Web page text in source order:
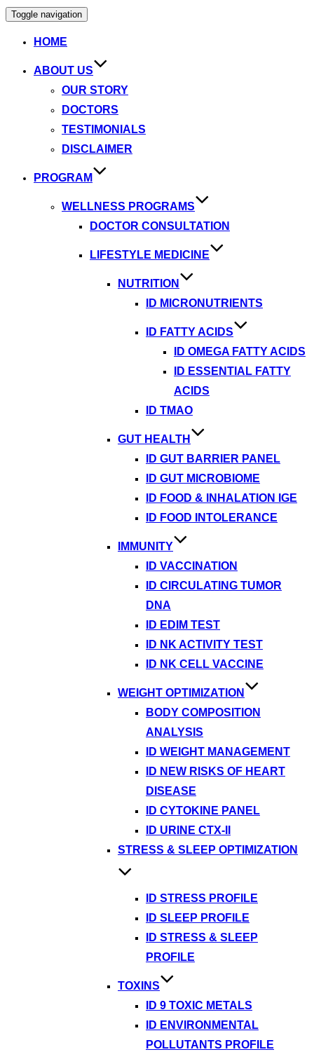
Toggle navigation
HOME
ABOUT US
OUR STORY
DOCTORS
TESTIMONIALS
DISCLAIMER
PROGRAM
WELLNESS PROGRAMS
DOCTOR CONSULTATION
LIFESTYLE MEDICINE
NUTRITION
ID MICRONUTRIENTS
ID FATTY ACIDS
ID OMEGA FATTY ACIDS
ID ESSENTIAL FATTY
ACIDS
ID TMAO
GUT HEALTH
ID GUT BARRIER PANEL
ID GUT MICROBIOME
ID FOOD & INHALATION IGE
ID FOOD INTOLERANCE
IMMUNITY
ID VACCINATION
ID CIRCULATING TUMOR
DNA
ID EDIM TEST
ID NK ACTIVITY TEST
ID NK CELL VACCINE
WEIGHT OPTIMIZATION
BODY COMPOSITION
ANALYSIS
ID WEIGHT MANAGEMENT
ID NEW RISKS OF HEART
DISEASE
ID CYTOKINE PANEL
ID URINE CTX-II
STRESS & SLEEP OPTIMIZATION
ID STRESS PROFILE
ID SLEEP PROFILE
ID STRESS & SLEEP
PROFILE
TOXINS
ID 9 TOXIC METALS
ID ENVIRONMENTAL
POLLUTANTS PROFILE